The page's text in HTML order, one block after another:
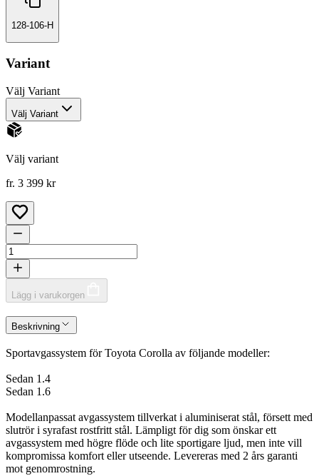
128-106-H
Variant
Välj Variant
Välj Variant
Välj variant
fr. 3 399 kr
Lägg i varukorgen
Beskrivning
Sportavgassystem för Toyota Corolla av följande modeller:
Sedan 1.4
Sedan 1.6
Modellanpassat avgassystem tillverkat i aluminiserat stål, försett med
slutrör i syrafast rostfritt stål. Lämpligt för dig som önskar ett
avgassystem med högre flöde och lite sportigare ljud, men inte vill
kompromissa komfort eller utseende. Levereras med 2 års garanti
mot genomrostning.